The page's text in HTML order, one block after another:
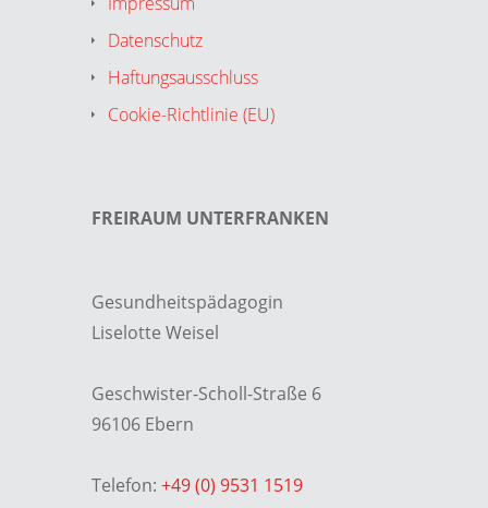
Datenschutz
Haftungsausschluss
Cookie-Richtlinie (EU)
FREIRAUM UNTERFRANKEN
Gesundheitspädagogin
Liselotte Weisel
Geschwister-Scholl-Straße 6
96106 Ebern
Telefon: +49 (0) 9531 1519